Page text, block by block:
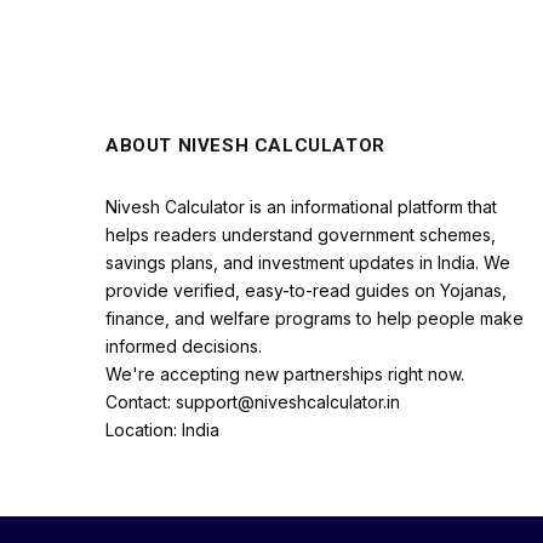
ABOUT NIVESH CALCULATOR
Nivesh Calculator is an informational platform that
helps readers understand government schemes,
savings plans, and investment updates in India. We
provide verified, easy-to-read guides on Yojanas,
finance, and welfare programs to help people make
informed decisions.
We're accepting new partnerships right now.
Contact: support@niveshcalculator.in
Location: India